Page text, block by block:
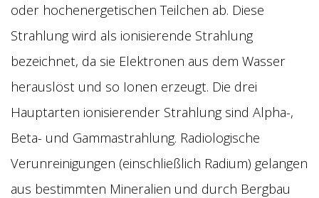
oder hochenergetischen Teilchen ab. Diese
Strahlung wird als ionisierende Strahlung
bezeichnet, da sie Elektronen aus dem Wasser
herauslöst und so Ionen erzeugt. Die drei
Hauptarten ionisierender Strahlung sind Alpha-,
Beta- und Gammastrahlung. Radiologische
Verunreinigungen (einschließlich Radium) gelangen
aus bestimmten Mineralien und durch Bergbau